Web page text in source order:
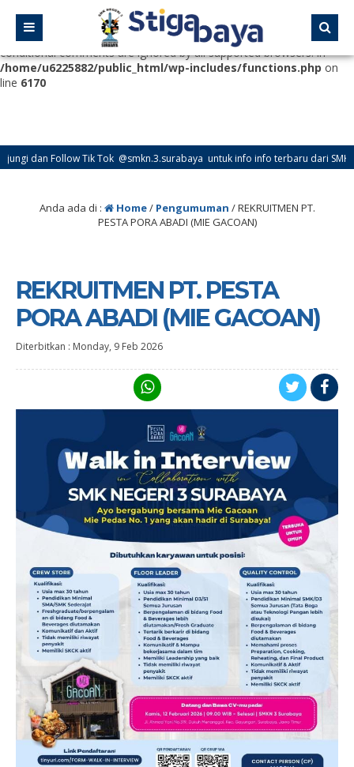
Deprecated
: Function WP_Dependencies->add_data() was called
with an argument that is
deprecated
since version 6.9.0! IE
conditional comments are ignored by all supported browsers. in
/home/u6225882/public_html/wp-includes/functions.php on
line 6170
dan Follow Tik Tok @smkn.3.surabaya untuk info info terbaru dari SMK
Anda ada di : Home/ Pengumuman /REKRUITMEN PT.
PESTA PORA ABADI (MIE GACOAN)
REKRUITMEN PT. PESTA
PORA ABADI (MIE GACOAN)
Diterbitkan : Monday, 9 Feb 2026